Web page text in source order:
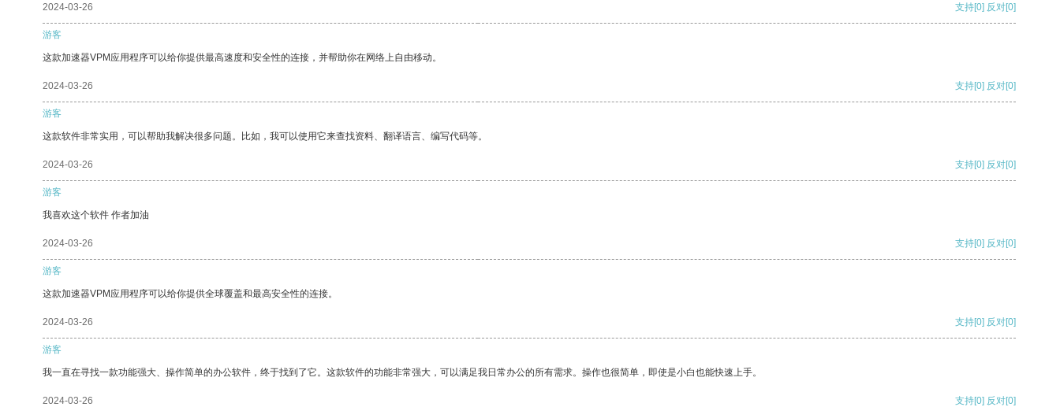
2024-03-26 支持[0] 反对[0]
游客
这款加速器VPM应用程序可以给你提供最高速度和安全性的连接，并帮助你在网络上自由移动。
2024-03-26 支持[0] 反对[0]
游客
这款软件非常实用，可以帮助我解决很多问题。比如，我可以使用它来查找资料、翻译语言、编写代码等。
2024-03-26 支持[0] 反对[0]
游客
我喜欢这个软件 作者加油
2024-03-26 支持[0] 反对[0]
游客
这款加速器VPM应用程序可以给你提供全球覆盖和最高安全性的连接。
2024-03-26 支持[0] 反对[0]
游客
我一直在寻找一款功能强大、操作简单的办公软件，终于找到了它。这款软件的功能非常强大，可以满足我日常办公的所有需求。操作也很简单，即使是小白也能快速上手。
2024-03-26 支持[0] 反对[0]